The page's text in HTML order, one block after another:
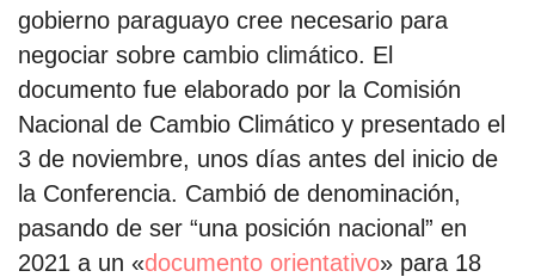
gobierno paraguayo cree necesario para
negociar sobre cambio climático. El
documento fue elaborado por la Comisión
Nacional de Cambio Climático y presentado el
3 de noviembre, unos días antes del inicio de
la Conferencia. Cambió de denominación,
pasando de ser “una posición nacional” en
2021 a un «documento orientativo» para 18